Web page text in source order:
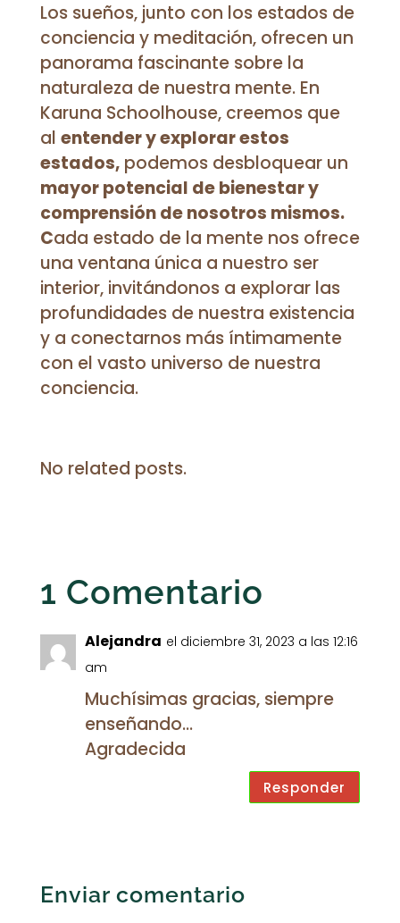
Los sueños, junto con los estados de
conciencia y meditación, ofrecen un
panorama fascinante sobre la
naturaleza de nuestra mente. En
Karuna Schoolhouse, creemos que
al entender y explorar estos
estados,podemos desbloquear un
mayor potencial de bienestar y
comprensión de nosotros mismos.
Cada estado de la mente nos ofrece
una ventana única a nuestro ser
interior, invitándonos a explorar las
profundidades de nuestra existencia
y a conectarnos más íntimamente
con el vasto universo de nuestra
conciencia.
No related posts.
1 Comentario
Alejandra el diciembre 31, 2023 a las 12:16
am
Muchísimas gracias, siempre
enseñando…
Agradecida
Responder
Enviar comentario